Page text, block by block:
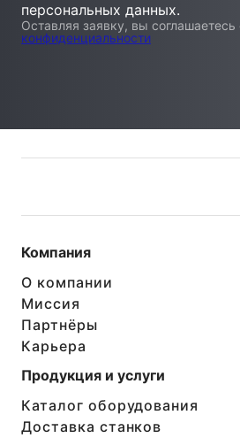
персональных данных.
Оставляя заявку, вы соглашаетесь
конфиденциальности
Компания
О компании
Миссия
Партнёры
Карьера
Продукция и услуги
Каталог оборудования
Доставка станков